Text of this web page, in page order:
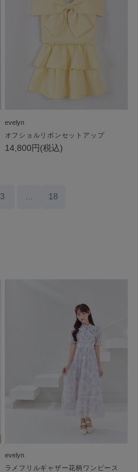
evelyn
オフショルリボンセットアップ
14,800円(税込)
3 … 18
evelyn
ラメフリルギャザー花柄ワンピース